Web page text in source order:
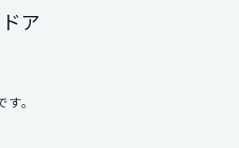
ア
。